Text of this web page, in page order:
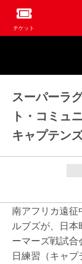
チケット
スーパーラ
ト・コミュ
キャプテン
南アフリカ遠征
ルブズが、日
ーマーズ戦試
日練習（キャプ